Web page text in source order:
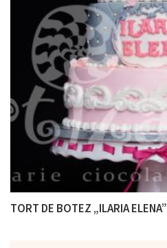
TORT DE BOTEZ „ILARIA ELENA”